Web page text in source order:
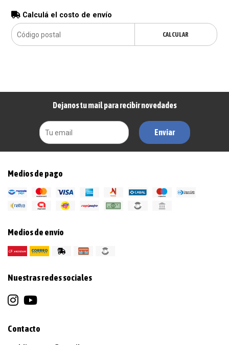
Calculá el costo de envío
CALCULAR
Dejanos tu mail para recibir novedades
Enviar
Medios de pago
Medios de envío
Nuestras redes sociales
Contacto